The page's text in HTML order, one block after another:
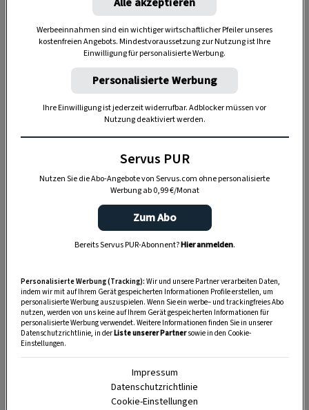
verschiedenen Fachbereichen.
Details zum Programmpunkt
Nutzen Sie WhatsApp auf Ihrem Handy und lieben es, auf
dem Balkon, der Terrasse oder im Garten zu werkeln? In
unserem kostenlosen WhatsApp-Kanal finden Sie täglich
Tipps und Tricks für Garten, Terrasse, Balkon- und
Zimmerpflanzen.
HIER MEHR ERFAHREN
Werbeeinnahmen sind ein wichtiger wirtschaftlicher Pfeiler unseres
kostenfreien Angebots. Mindestvoraussetzung zur Nutzung ist Ihre
Einwilligung für personalisierte Werbung.
Personalisierte Werbung
Ihre Einwilligung ist jederzeit widerrufbar. Adblocker müssen vor
Nutzung deaktiviert werden.
Servus PUR
Nutzen Sie die Abo-Angebote von Servus.com ohne personalisierte
Werbung ab 0,99 €/Monat
Zum Abo
Bereits Servus PUR-Abonnent?Hier anmelden.
Personalisierte Werbung (Tracking): Wir und unsere Partner verarbeiten Daten,
indem wir mit auf Ihrem Gerät gespeicherten Informationen Profile erstellen, um
personalisierte Werbung auszuspielen. Wenn Sie ein werbe– und trackingfreies Abo
nutzen, werden von uns keine auf Ihrem Gerät gespeicherten Informationen für
personalisierte Werbung verwendet. Weitere Informationen finden Sie in unserer
Datenschutzrichtlinie, in derListe unserer Partnersowie in den Cookie-
Einstellungen.
Impressum
Datenschutzrichtlinie
Cookie-Einstellungen